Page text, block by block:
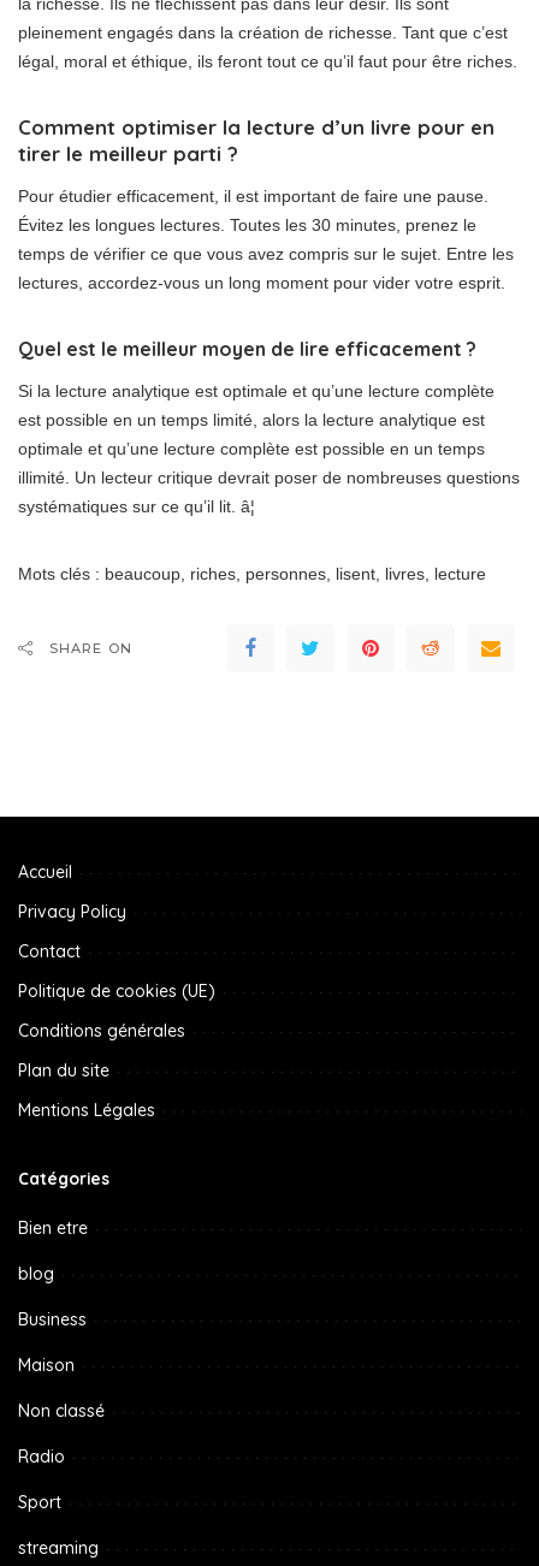
la richesse. Ils ne fléchissent pas dans leur désir. Ils sont
pleinement engagés dans la création de richesse. Tant que c’est
légal, moral et éthique, ils feront tout ce qu’il faut pour être riches.
Comment optimiser la lecture d’un livre pour en
tirer le meilleur parti ?
Pour étudier efficacement, il est important de faire une pause.
Évitez les longues lectures. Toutes les 30 minutes, prenez le
temps de vérifier ce que vous avez compris sur le sujet. Entre les
lectures, accordez-vous un long moment pour vider votre esprit.
Quel est le meilleur moyen de lire efficacement ?
Si la lecture analytique est optimale et qu’une lecture complète
est possible en un temps limité, alors la lecture analytique est
optimale et qu’une lecture complète est possible en un temps
illimité. Un lecteur critique devrait poser de nombreuses questions
systématiques sur ce qu’il lit. â¦
Mots clés : beaucoup, riches, personnes, lisent, livres, lecture
SHARE ON
Accueil
Privacy Policy
Contact
Politique de cookies (UE)
Conditions générales
Plan du site
Mentions Légales
Catégories
Bien etre
blog
Business
Maison
Non classé
Radio
Sport
streaming